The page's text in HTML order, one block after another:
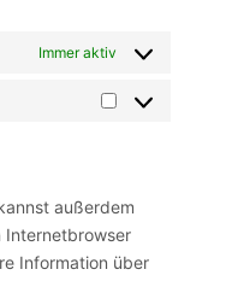
Immer aktiv
außerdem
Internetbrowser
Information über